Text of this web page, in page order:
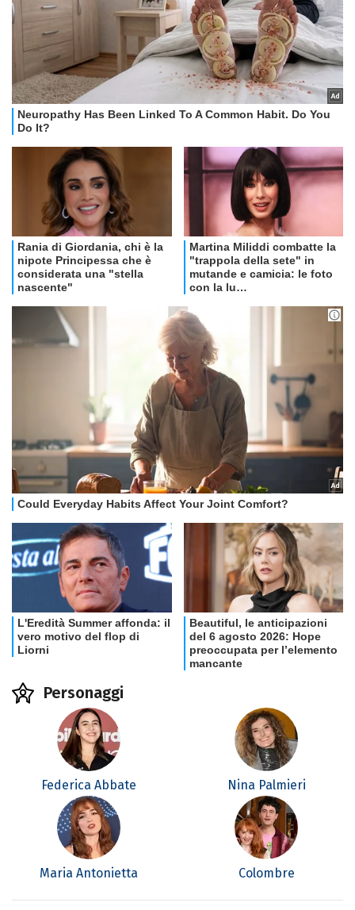
Personaggi
Federica Abbate Nina Palmieri
Maria Antonietta Colombre